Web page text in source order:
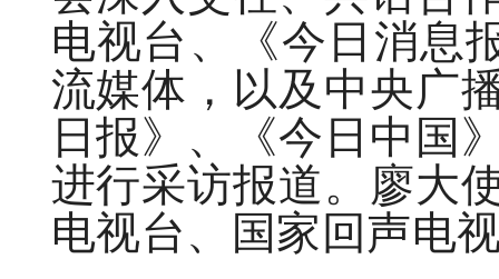
电视台、《今日消息
流媒体，以及中央广
日报》、《今日中国
进行采访报道。 廖大
电视台、国家回声电